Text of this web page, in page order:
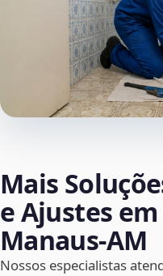
Mais
e Ajustes
Manaus‑AM
Nossos especialistas